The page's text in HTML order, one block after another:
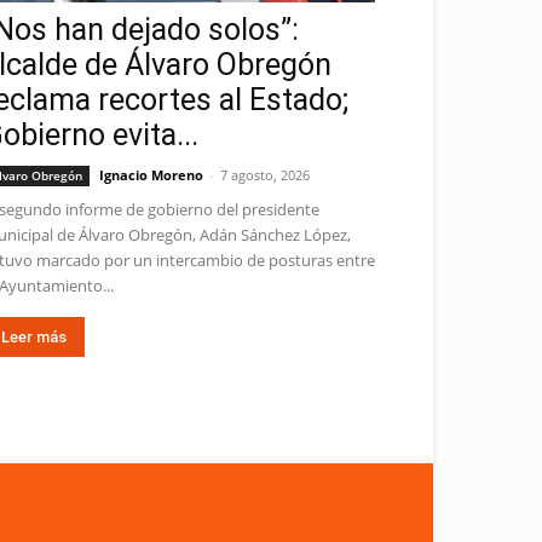
han dejado solos”:
de Álvaro Obregón
recortes al Estado;
evita...
Obregón Ignacio Moreno - 7 agosto, 2026
informe de gobierno del presidente
de Álvaro Obregón, Adán Sánchez López,
marcado por un intercambio de posturas entre
Leer más